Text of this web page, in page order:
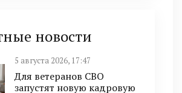
новости
5 августа 2026, 17:47
Для ветеранов СВО
запустят новую кадровую